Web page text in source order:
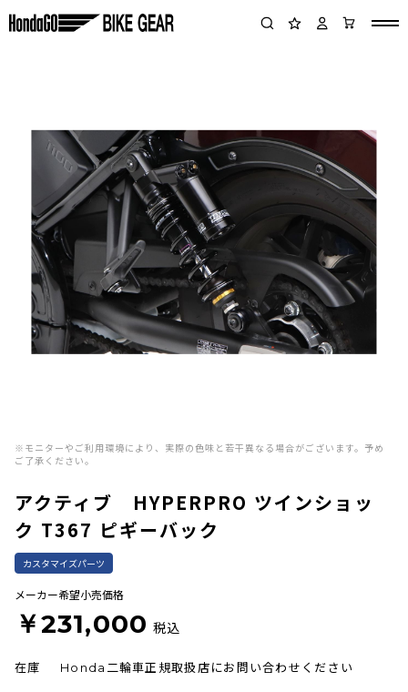
※モニターやご利用環境により、実際の色味と若干異なる場合がございます。予め
ご了承ください。
カスタマイズパーツ
アクティブ HYPERPRO ツインショッ
ク T367 ピギーバック
メーカー希望小売価格
￥231,000 税込
在庫 Honda二輪車正規取扱店にお問い合わせください